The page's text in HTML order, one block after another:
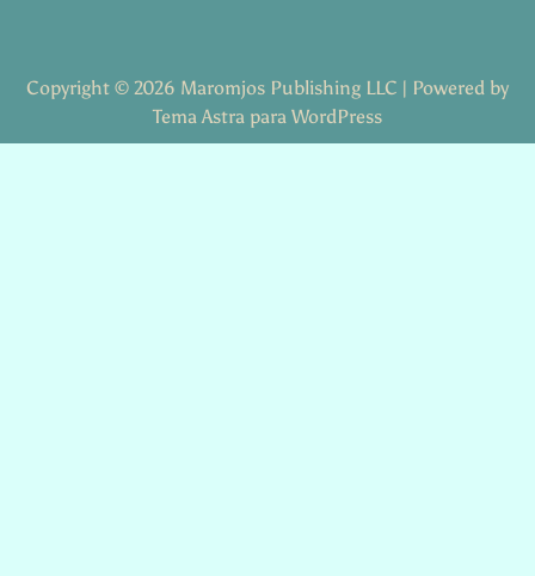
Copyright © 2026 Maromjos Publishing LLC | Powered by
Tema Astra para WordPress